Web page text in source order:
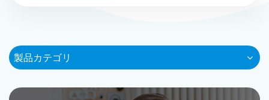
製品カテゴリ